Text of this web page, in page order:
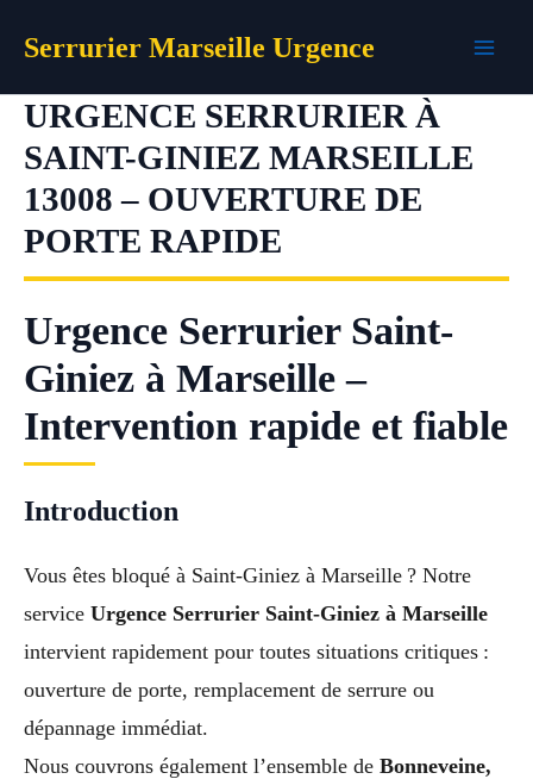
Serrurier Marseille Urgence
URGENCE SERRURIER À
SAINT-GINIEZ MARSEILLE
13008 – OUVERTURE DE
PORTE RAPIDE
Urgence Serrurier Saint-
Giniez à Marseille –
Intervention rapide et fiable
Introduction
Vous êtes bloqué à Saint-Giniez à Marseille ? Notre
service Urgence Serrurier Saint-Giniez à Marseille
intervient rapidement pour toutes situations critiques :
ouverture de porte, remplacement de serrure ou
dépannage immédiat.
Nous couvrons également l’ensemble de Bonneveine,